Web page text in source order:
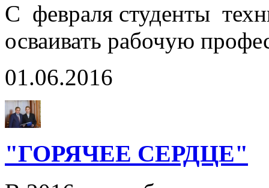
С февраля студенты
осваивать рабочую
01.06.2016
"ГОРЯЧЕЕ СЕРДЦЕ"